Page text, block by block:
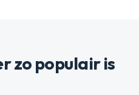
zo populair is